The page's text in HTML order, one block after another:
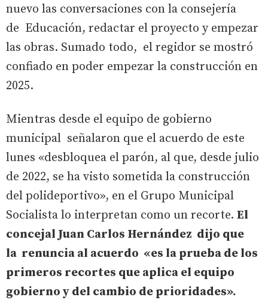
nuevo las conversaciones con la consejería
de Educación, redactar el proyecto y empezar
las obras. Sumado todo, el regidor se mostró
confiado en poder empezar la construcción en
2025.
Mientras desde el equipo de gobierno
municipal señalaron que el acuerdo de este
lunes «desbloquea el parón, al que, desde julio
de 2022, se ha visto sometida la construcción
del polideportivo», en el Grupo Municipal
Socialista lo interpretan como un recorte. El
concejal Juan Carlos Hernández dijo que
la renuncia al acuerdo «es la prueba de los
primeros recortes que aplica el equipo
gobierno y del cambio de prioridades».